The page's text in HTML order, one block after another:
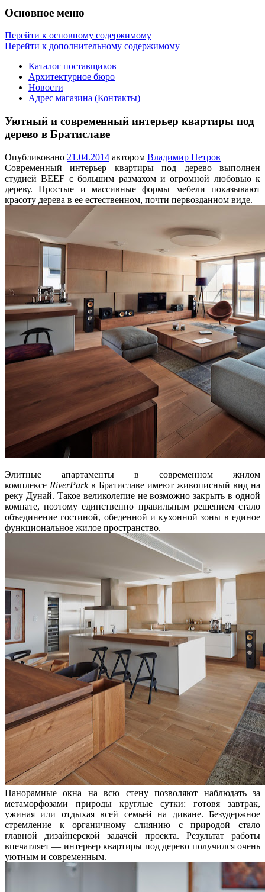
Основное меню
Перейти к основному содержимому
Перейти к дополнительному содержимому
Каталог поставщиков
Архитектурное бюро
Новости
Адрес магазина (Контакты)
Уютный и современный интерьер квартиры под
дерево в Братиславе
Опубликовано 21.04.2014 автором Владимир Петров
Современный интерьер квартиры под дерево выполнен
студией BEEF с большим размахом и огромной любовью к
дереву. Простые и массивные формы мебели показывают
красоту дерева в ее естественном, почти первозданном виде.
Элитные апартаменты в современном жилом
комплексе RiverParkв Братиславе имеют живописный вид на
реку Дунай. Такое великолепие не возможно закрыть в одной
комнате, поэтому единственно правильным решением стало
объединение гостиной, обеденной и кухонной зоны в единое
функциональное жилое пространство.
Панорамные окна на всю стену позволяют наблюдать за
метаморфозами природы круглые сутки: готовя завтрак,
ужиная или отдыхая всей семьей на диване. Безудержное
стремление к органичному слиянию с природой стало
главной дизайнерской задачей проекта. Результат работы
впечатляет — интерьер квартиры под дерево получился очень
уютным и современным.